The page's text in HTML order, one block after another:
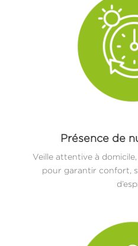
Présence de
Veille attentive à
pour garantir confort,